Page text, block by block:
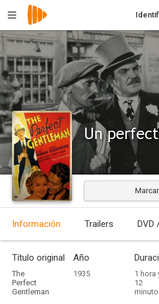
Un
Información Trailers DVD
Título original
The
Perfect
Gentleman
Año
1935
1 hora
12